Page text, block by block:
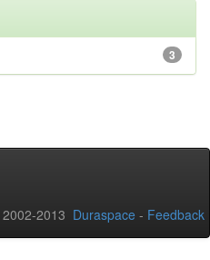
3
2013 Duraspace - Feedback